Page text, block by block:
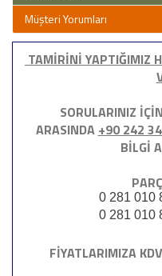
Müşteri Yorumları
TAMİRİNİ YAPTIĞIMIZ
SORULARINIZ
ARASINDA +90 242
BİLGİ
0 281 010
0 281 010
FİYATLARIMIZA